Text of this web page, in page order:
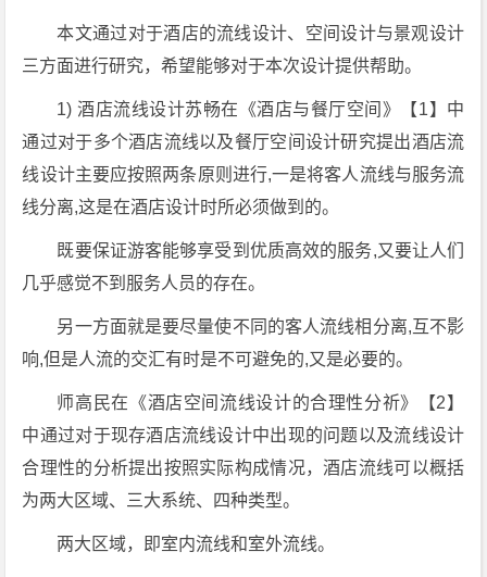
本文通过对于酒店的流线设计、空间设计与景观设计
三方面进行研究，希望能够对于本次设计提供帮助。
1) 酒店流线设计苏畅在《酒店与餐厅空间》【1】中
通过对于多个酒店流线以及餐厅空间设计研究提出酒店流
线设计主要应按照两条原则进行,一是将客人流线与服务流
线分离,这是在酒店设计时所必须做到的。
既要保证游客能够享受到优质高效的服务,又要让人们
几乎感觉不到服务人员的存在。
另一方面就是要尽量使不同的客人流线相分离,互不影
响,但是人流的交汇有时是不可避免的,又是必要的。
师高民在《酒店空间流线设计的合理性分祈》【2】
中通过对于现存酒店流线设计中出现的问题以及流线设计
合理性的分析提出按照实际构成情况，酒店流线可以概括
为两大区域、三大系统、四种类型。
两大区域，即室内流线和室外流线。